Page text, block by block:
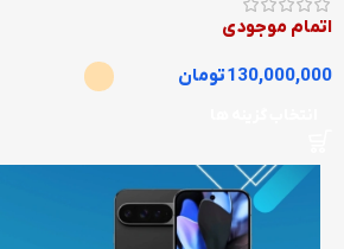
اتمام موجودی
130,000,000تومان